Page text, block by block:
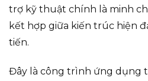
trợ kỹ thuật chính là minh
kết hợp giữa kiến trúc hiện
tiến.
Đây là công trình ứng dụng